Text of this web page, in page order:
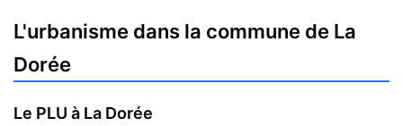
L'urbanisme dans la commune de La
Dorée
Le PLU à La Dorée